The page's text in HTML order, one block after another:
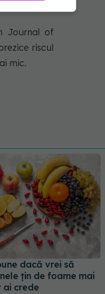
Journal of
riscul
mic.
dacă vrei să
țin de foame mai
ai crede